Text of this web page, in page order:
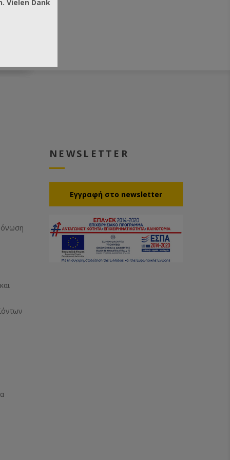
NEWSLETTER
Eγγραφή στο newsletter
Vielen Dank